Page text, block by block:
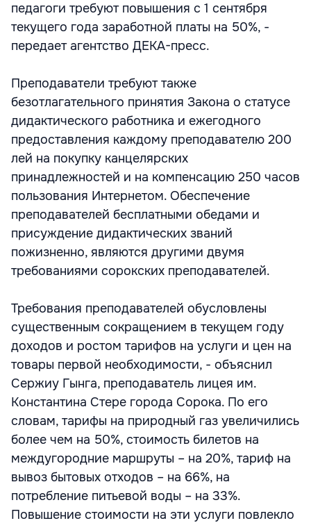
педагоги требуют повышения с 1 сентября
текущего года заработной платы на 50%, -
передает агентство ДЕКА-пресс.
Преподаватели требуют также
безотлагательного принятия Закона о статусе
дидактического работника и ежегодного
предоставления каждому преподавателю 200
лей на покупку канцелярских
принадлежностей и на компенсацию 250 часов
пользования Интернетом. Обеспечение
преподавателей бесплатными обедами и
присуждение дидактических званий
пожизненно, являются другими двумя
требованиями сорокских преподавателей.
Требования преподавателей обусловлены
существенным сокращением в текущем году
доходов и ростом тарифов на услуги и цен на
товары первой необходимости, - объяснил
Сержиу Гынга, преподаватель лицея им.
Константина Стере города Сорока. По его
словам, тарифы на природный газ увеличились
более чем на 50%, стоимость билетов на
междугородние маршруты – на 20%, тариф на
вывоз бытовых отходов – на 66%, на
потребление питьевой воды – на 33%.
Повышение стоимости на эти услуги повлекло